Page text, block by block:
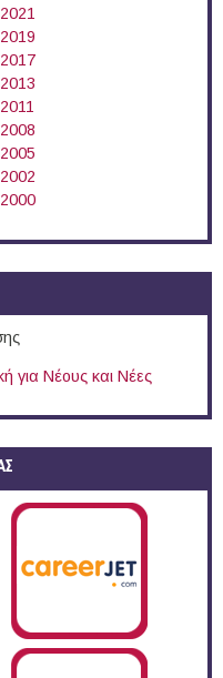
για Νέους και Νέες